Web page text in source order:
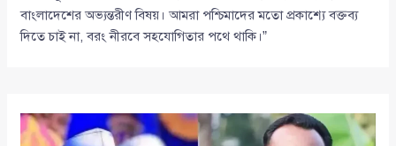
বাংলাদেশের অভ্যন্তরীণ বিষয়। আমরা পশ্চিমাদের মতো প্রকাশ্যে বক্তব্য
দিতে চাই না, বরং নীরবে সহযোগিতার পথে থাকি।”